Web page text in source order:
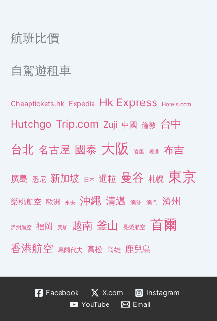
航班比價
自駕遊租車
Cheaptickets.hk Expedia Hk Express Hotels.com
Hutchgo Trip.com Zuji 中國 倫敦 台中
台北 名古屋 國泰 大阪 峇里 峴港 布吉
廣島 悉尼 新加坡 日本 暹粒 曼谷 札幌 東京
樂桃航空 歐洲 永安 沖繩 清邁 澳洲 澳門 濟州
濟州航空 福岡 美加 越南 釜山 長榮航空 首爾
香港航空 馬爾代夫 高松 高雄 鹿兒島
Facebook X.com
Instagram
YouTube
Email